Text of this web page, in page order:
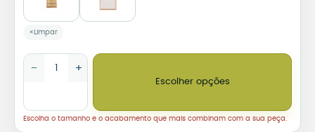
Limpar
Azulejo Decorativo Quem Não Gosta de Samba – Dorival
− +
Escolher opções
Escolha o tamanho e o acabamento que mais combinam com a sua peça.